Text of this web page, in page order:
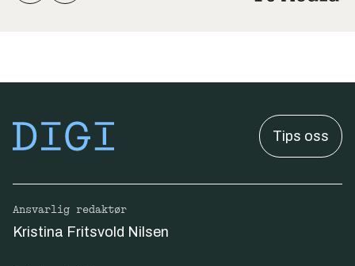
Tips oss
Ansvarlig redaktør
Kristina Fritsvold Nilsen